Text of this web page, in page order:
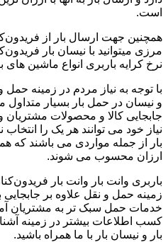
است.
همچنین جهت ارسال بار از
مرزی میتوانید با نیسان بار
نرخ کرایه باربری انواع ماشین های
با توجه به نیاز مردم در زمینه حمل
و نیسان در حمل بار بسیار
جابجایی کالا و محصولات مشتریان
نیاز خود می توانند هر یک را انتخاب
بار از جمله مواردی می باشند که
ارزان محسوب می شوند.
باربری وانت بار وانت بار
زمینه حمل و نقل علاوه بر جابجایی
خدمات حمل سبک تر به مشتریان
کسب اطلاعات بیشتر در زمینه
بار و نیسان بار با ما همراه باشید.